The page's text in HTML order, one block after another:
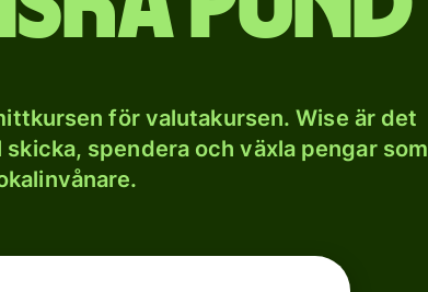
för valutakursen. Wise är det
spendera och växla pengar som